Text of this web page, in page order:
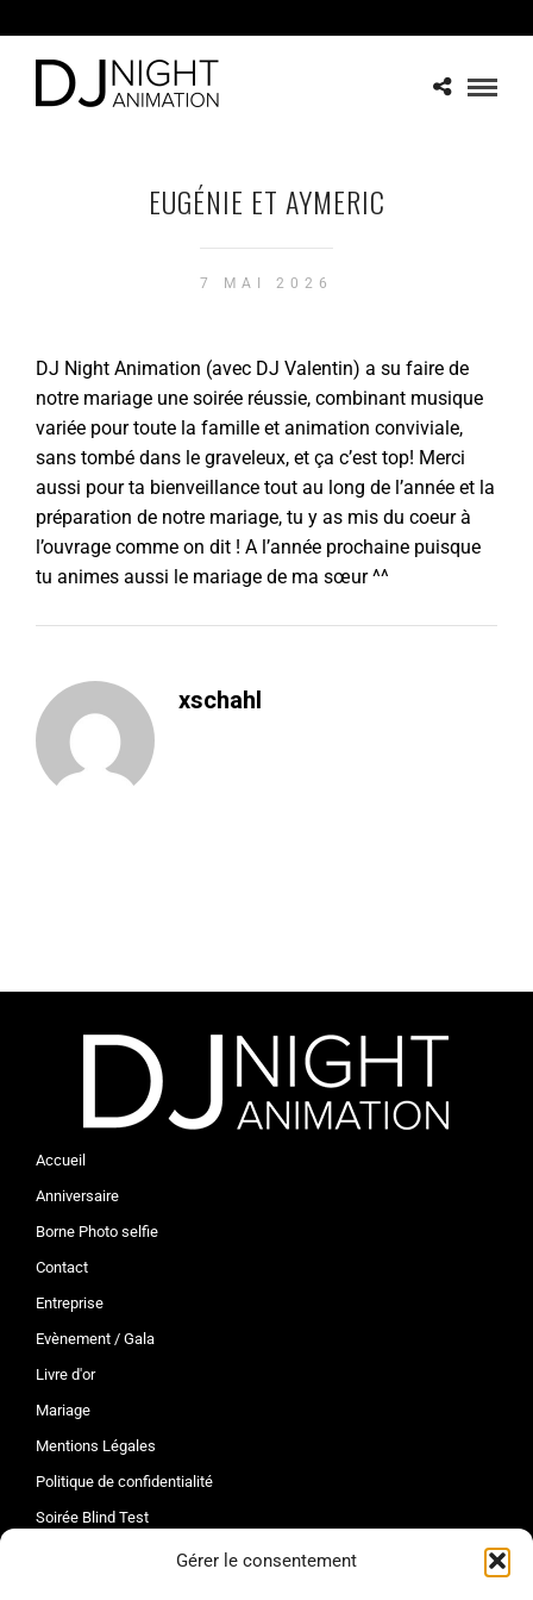
Gérer le consentement
EUGÉNIE ET AYMERIC
7 MAI 2026
DJ Night Animation (avec DJ Valentin) a su faire de
notre mariage une soirée réussie, combinant musique
variée pour toute la famille et animation conviviale,
sans tombé dans le graveleux, et ça c’est top! Merci
aussi pour ta bienveillance tout au long de l’année et la
préparation de notre mariage, tu y as mis du coeur à
l’ouvrage comme on dit ! A l’année prochaine puisque
tu animes aussi le mariage de ma sœur ^^
xschahl
Accueil
Anniversaire
Borne Photo selfie
Contact
Entreprise
Evènement / Gala
Livre d'or
Mariage
Mentions Légales
Politique de confidentialité
Soirée Blind Test